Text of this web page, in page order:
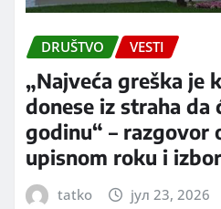
DRUŠTVO VESTI
„Najveća greška je
donese iz straha
godinu“ – razgovor
upisnom roku i
tatko јул 23, 2026